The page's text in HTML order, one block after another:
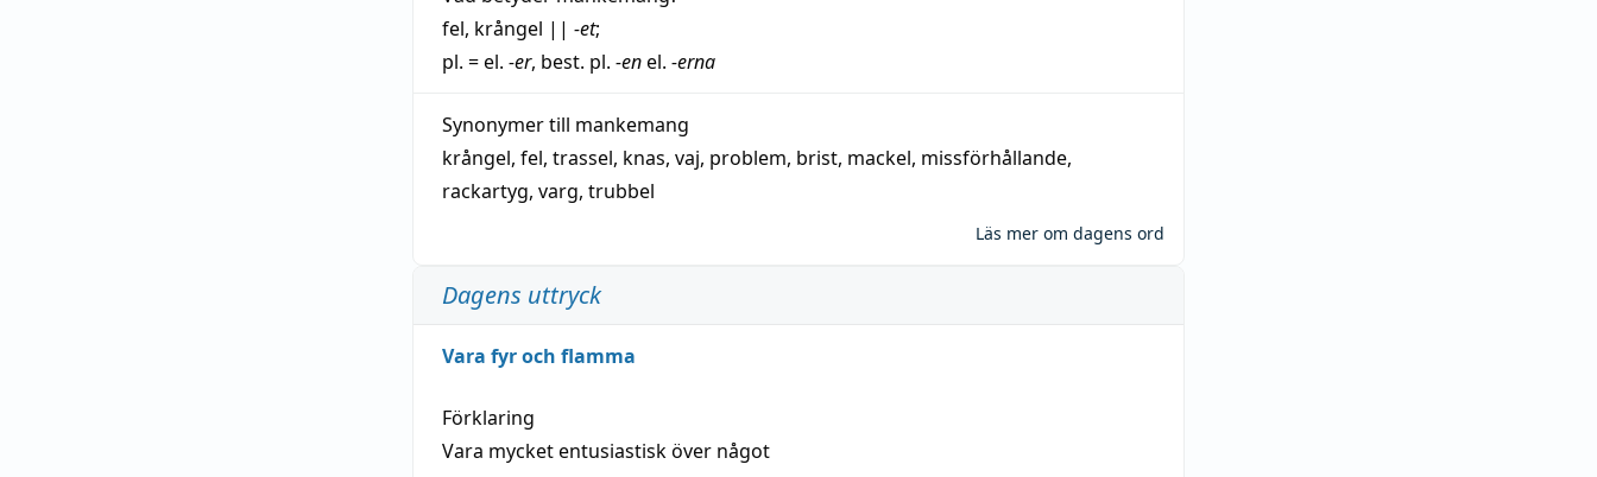
fel, krångel || -et;
pl. = el. -er, best. pl. -enel. -erna
Synonymer till mankemang
krångel, fel, trassel, knas, vaj, problem, brist, mackel, missförhållande,
rackartyg, varg, trubbel
Läs mer om dagens ord
Dagens uttryck
Vara fyr och flamma
Förklaring
Vara mycket entusiastisk över något